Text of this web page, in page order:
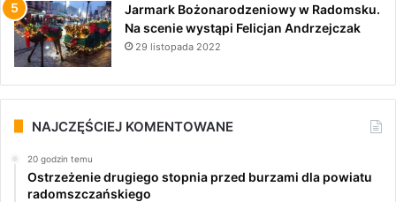
Jarmark Bożonarodzeniowy w Radomsku.
Na scenie wystąpi Felicjan Andrzejczak
29 listopada 2022
NAJCZĘŚCIEJ KOMENTOWANE
20 godzin temu
Ostrzeżenie drugiego stopnia przed burzami dla powiatu
radomszczańskiego